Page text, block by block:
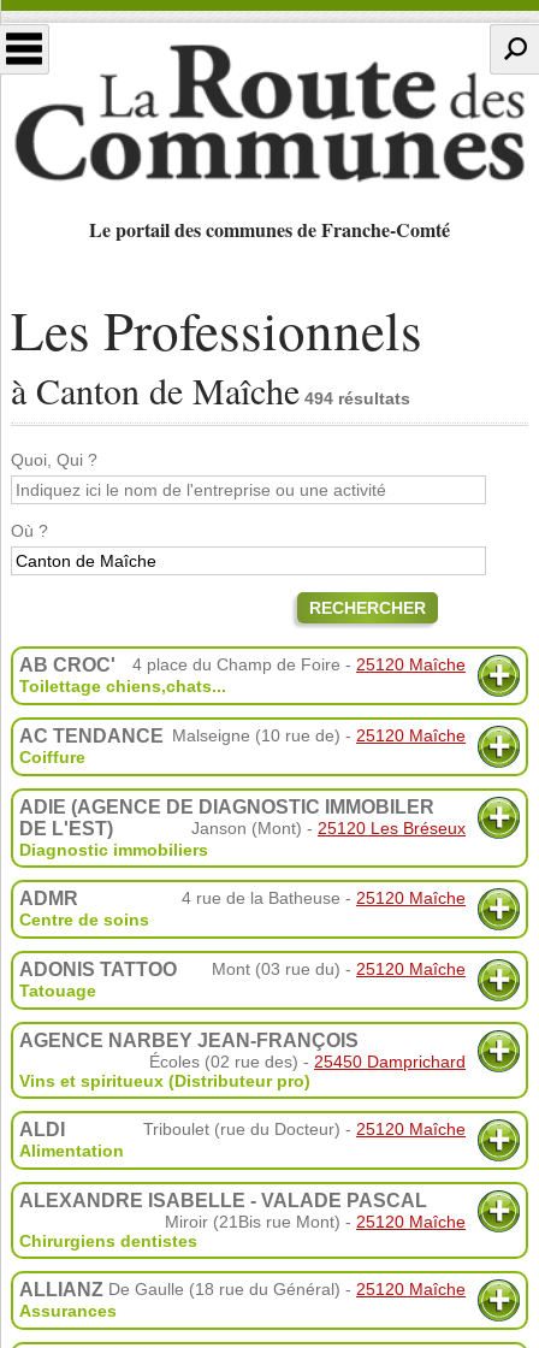
Le portail des communes de Franche-Comté
Les Professionnels
à Canton de Maîche 494 résultats
Quoi, Qui ?
Où ?
RECHERCHER
AB CROC' 4 place du Champ de Foire - 25120 Maîche
Toilettage chiens,chats...
AC TENDANCE Malseigne (10 rue de) - 25120 Maîche
Coiffure
ADIE (AGENCE DE DIAGNOSTIC IMMOBILER
DE L'EST)
Janson (Mont) - 25120 Les Bréseux
Diagnostic immobiliers
ADMR 4 rue de la Batheuse - 25120 Maîche
Centre de soins
ADONIS TATTOO Mont (03 rue du) - 25120 Maîche
Tatouage
AGENCE NARBEY JEAN-FRANÇOIS
Écoles (02 rue des) - 25450 Damprichard
Vins et spiritueux (Distributeur pro)
ALDI Triboulet (rue du Docteur) - 25120 Maîche
Alimentation
ALEXANDRE ISABELLE - VALADE PASCAL
Miroir (21Bis rue Mont) - 25120 Maîche
Chirurgiens dentistes
ALLIANZ De Gaulle (18 rue du Général) - 25120 Maîche
Assurances